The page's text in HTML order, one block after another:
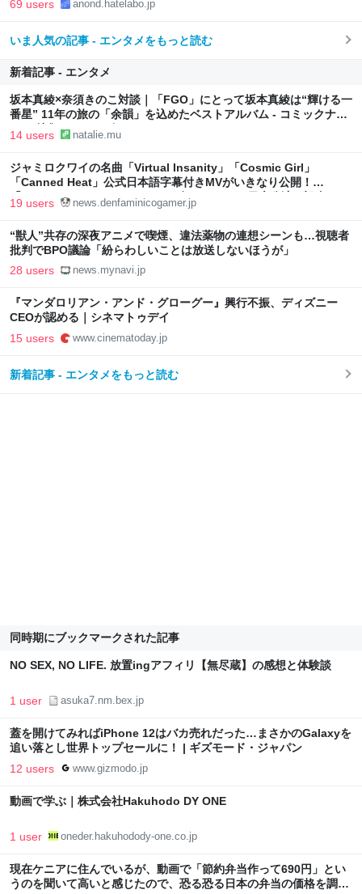
69 users anond.hatelabo.jp
いま人気の記事 - エンタメをもっと読む
新着記事 - エンタメ
坂本真綾×奈須きのこ対談｜「FGO」にとって坂本真綾は“輝ける一
番星” 11年の旅の「余韻」を込めたベストアルバム - コミックナタ
リー 特集・インタビュー
14 users natalie.mu
ジャミロクワイの名曲「Virtual Insanity」「Cosmic Girl」
「Canned Heat」公式日本語字幕付きMVがいきなり公開！
「SUMMER SONIC 2026」での9年ぶりとなる日本公演を記念して
19 users news.denfaminicogamer.jp
“獣人”共存の深夜アニメで喫煙、違法薬物の連想シーンも…視聴者
批判でBPO議論「紛らわしいことは放送しないほうが」
28 users news.mynavi.jp
『マンダロリアン・アンド・グローグー』興行不振、ディズニー
CEOが認める｜シネマトゥデイ
15 users www.cinematoday.jp
新着記事 - エンタメをもっと読む
同時期にブックマークされた記事
NO SEX, NO LIFE. 放置ingアフィリ【無尽蔵】の感想と体験談
1 user asuka7.nm.bex.jp
蓋を開けてみればiPhone 12はバカ売れだった…まさかのGalaxyを
追い落とし世界トップセールに！ | ギズモード・ジャパン
12 users www.gizmodo.jp
動画で学ぶ｜株式会社Hakuhodo DY ONE
1 user oneder.hakuhodody-one.co.jp
現在ケニアに住んでいるが、動画で「節約弁当作って690円」とい
うのを聞いて高いと感じたので、恐る恐る日本の弁当の価格を調べ